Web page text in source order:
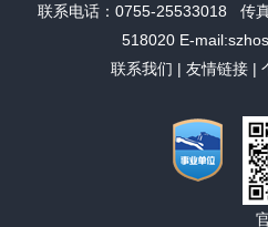
联系电话：0755-25533018 传
518020 E-
联系我们 | 友情链接 |